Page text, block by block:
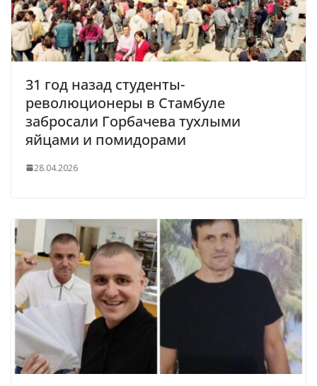
31 год назад студенты-
революционеры в Стамбуле
забросали Горбачева тухлыми
яйцами и помидорами
28.04.2026